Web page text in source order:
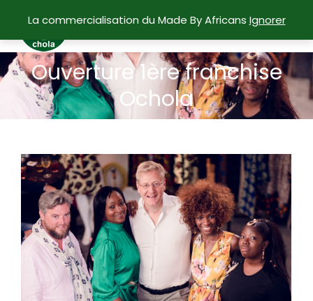
Ouverture 1ère franchise
Ochola
Vous êtes ici :
La commercialisation du Made By Africans Ignorer